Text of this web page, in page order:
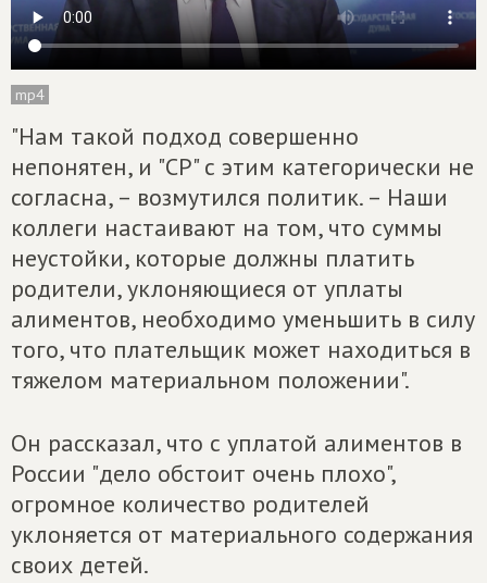
mp4
"Нам такой подход совершенно
непонятен, и "СР" с этим категорически не
согласна, – возмутился политик. – Наши
коллеги настаивают на том, что суммы
неустойки, которые должны платить
родители, уклоняющиеся от уплаты
алиментов, необходимо уменьшить в силу
того, что плательщик может находиться в
тяжелом материальном положении".
Он рассказал, что с уплатой алиментов в
России "дело обстоит очень плохо",
огромное количество родителей
уклоняется от материального содержания
своих детей.